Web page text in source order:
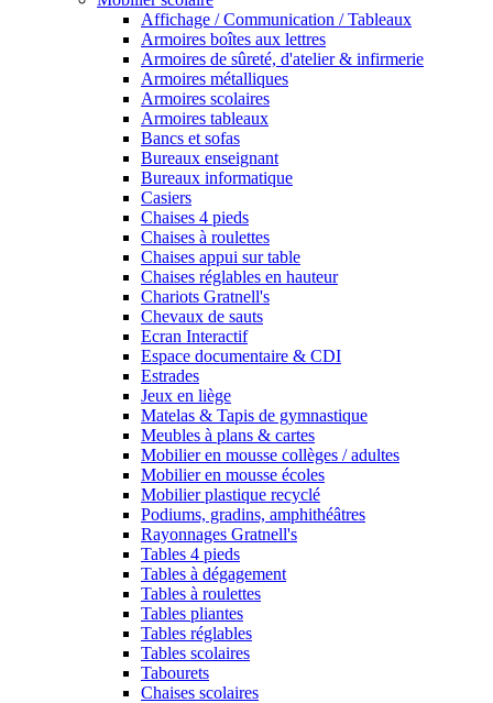
Affichage / Communication / Tableaux
Armoires boîtes aux lettres
Armoires de sûreté, d'atelier & infirmerie
Armoires métalliques
Armoires scolaires
Armoires tableaux
Bancs et sofas
Bureaux enseignant
Bureaux informatique
Casiers
Chaises 4 pieds
Chaises à roulettes
Chaises appui sur table
Chaises réglables en hauteur
Chariots Gratnell's
Chevaux de sauts
Ecran Interactif
Espace documentaire & CDI
Estrades
Jeux en liège
Matelas & Tapis de gymnastique
Meubles à plans & cartes
Mobilier en mousse collèges / adultes
Mobilier en mousse écoles
Mobilier plastique recyclé
Podiums, gradins, amphithéâtres
Rayonnages Gratnell's
Tables 4 pieds
Tables à dégagement
Tables à roulettes
Tables pliantes
Tables réglables
Tables scolaires
Tabourets
Chaises scolaires